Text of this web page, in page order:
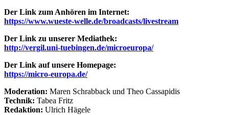
Der Link zum Anhören im Internet:
https://www.wueste-welle.de/broadcasts/livestream
Der Link zu unserer Mediathek:
http://vergil.uni-tuebingen.de/microeuropa/
Der Link auf unsere Homepage:
https://micro-europa.de/
Moderation: Maren Schrabback und Theo Cassapidis
Technik: Tabea Fritz
Redaktion: Ulrich Hägele